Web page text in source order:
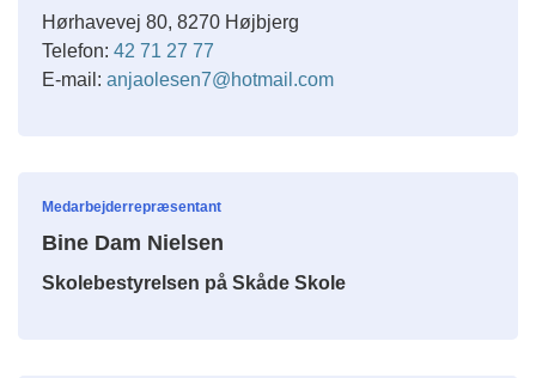
Hørhavevej 80, 8270 Højbjerg
Telefon: 42 71 27 77
E-mail: anjaolesen7@hotmail.com
Medarbejderrepræsentant
Bine Dam Nielsen
Skolebestyrelsen på Skåde Skole